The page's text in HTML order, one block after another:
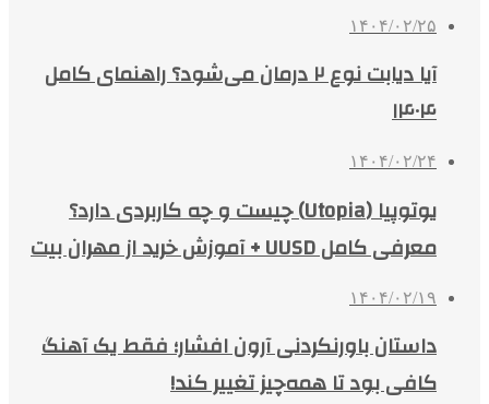
۱۴۰۴/۰۲/۲۵
آیا دیابت نوع ۲ درمان می‌شود؟ راهنمای کامل
۱۴۰۴
۱۴۰۴/۰۲/۲۴
یوتوپیا (Utopia) چیست و چه کاربردی دارد؟
معرفی کامل UUSD + آموزش خرید از مهران بیت
۱۴۰۴/۰۲/۱۹
داستان باورنکردنی آرون افشار؛ فقط یک آهنگ
کافی بود تا همه‌چیز تغییر کند!